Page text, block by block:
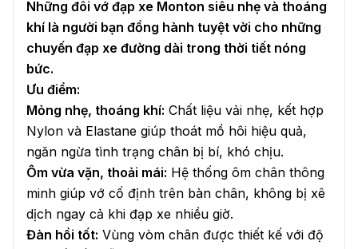
Những đôi vớ đạp xe Monton siêu nhẹ và thoáng
khí là người bạn đồng hành tuyệt vời cho những
chuyến đạp xe đường dài trong thời tiết nóng
bức.
Ưu điểm:
Mỏng nhẹ, thoáng khí: Chất liệu vải nhẹ, kết hợp
Nylon và Elastane giúp thoát mồ hôi hiệu quả,
ngăn ngừa tình trạng chân bị bí, khó chịu.
Ôm vừa vặn, thoải mái: Hệ thống ôm chân thông
minh giúp vớ cố định trên bàn chân, không bị xê
dịch ngay cả khi đạp xe nhiều giờ.
Đàn hồi tốt: Vùng vòm chân được thiết kế với độ